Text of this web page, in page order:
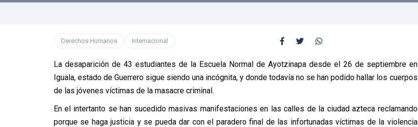
Derechos Humanos Internacional
La desaparición de 43 estudiantes de la Escuela Normal de Ayotzinapa desde el 26 de septiembre en
Iguala, estado de Guerrero sigue siendo una incógnita, y donde todavía no se han podido hallar los cuerpos
de las jóvenes víctimas de la masacre criminal.
En el intertanto se han sucedido masivas manifestaciones en las calles de la ciudad azteca reclamando
porque se haga justicia y se pueda dar con el paradero final de las infortunadas víctimas de la violencia